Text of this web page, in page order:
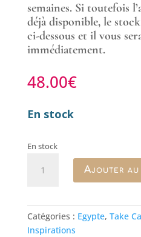
semaines. Si toutefois
déjà disponible, le
ci-dessous et il vous
immédiatement.
48.00€
En stock
En stock
pied
Sabbah
Ajouter au
Catégories : Egypte, Take
Inspirations